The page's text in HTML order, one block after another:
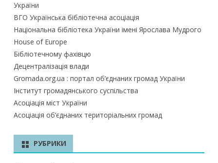
України
ВГО Українська бібліотечна асоціація
Національна бібліотека України імені Ярослава Мудрого
House of Europe
Бібліотечному фахівцю
Децентралізація влади
Gromada.org.ua : портал об’єднаних громад України
Інститут громадянського суспільства
Асоціація міст України
Асоціація об’єднаних територіальних громад
РУБРИКИ